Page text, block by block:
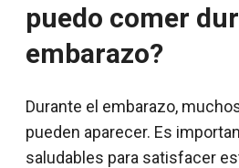
puedo comer
embarazo?
Durante el embarazo,
pueden aparecer. Es
saludables para satisfacer